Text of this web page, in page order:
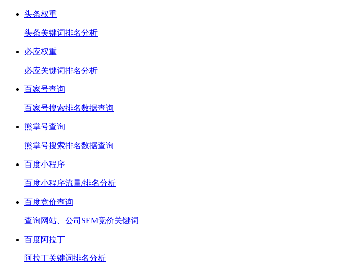
头条权重
头条关键词排名分析
必应权重
必应关键词排名分析
百家号查询
百家号搜索排名数据查询
熊掌号查询
熊掌号搜索排名数据查询
百度小程序
百度小程序流量/排名分析
百度竞价查询
查询网站、公司SEM竞价关键词
百度阿拉丁
阿拉丁关键词排名分析